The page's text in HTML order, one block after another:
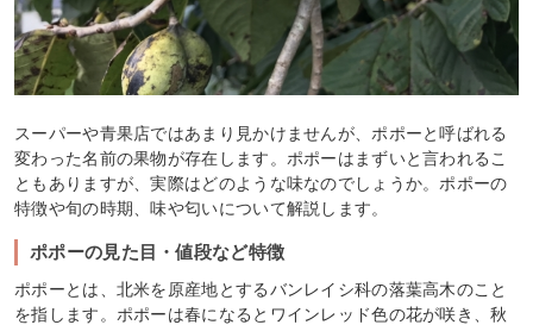
スーパーや青果店ではあまり見かけませんが、ポポーと呼ばれる
変わった名前の果物が存在します。ポポーはまずいと言われるこ
ともありますが、実際はどのような味なのでしょうか。ポポーの
特徴や旬の時期、味や匂いについて解説します。
ポポーの見た目・値段など特徴
ポポーとは、北米を原産地とするバンレイシ科の落葉高木のこと
を指します。ポポーは春になるとワインレッド色の花が咲き、秋